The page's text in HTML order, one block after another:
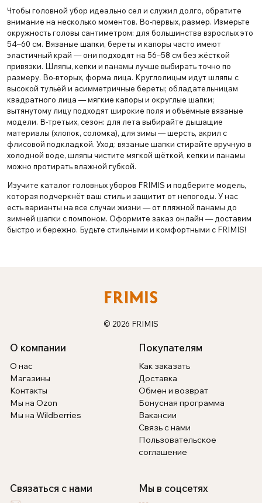
Чтобы головной убор идеально сел и служил долго, обратите
внимание на несколько моментов. Во-первых, размер. Измерьте
окружность головы сантиметром: для большинства взрослых это
54–60 см. Вязаные шапки, береты и капоры часто имеют
эластичный край — они подходят на 56–58 см без жёсткой
привязки. Шляпы, кепки и панамы лучше выбирать точно по
размеру. Во-вторых, форма лица. Круглолицым идут шляпы с
высокой тульёй и асимметричные береты; обладательницам
квадратного лица — мягкие капоры и округлые шапки;
вытянутому лицу подходят широкие поля и объёмные вязаные
модели. В-третьих, сезон: для лета выбирайте дышащие
материалы (хлопок, соломка), для зимы — шерсть, акрил с
флисовой подкладкой. Уход: вязаные шапки стирайте вручную в
холодной воде, шляпы чистите мягкой щёткой, кепки и панамы
можно протирать влажной губкой.
Изучите каталог головных уборов FRIMIS и подберите модель,
которая подчеркнёт ваш стиль и защитит от непогоды. У нас
есть варианты на все случаи жизни — от пляжной панамы до
зимней шапки с помпоном. Оформите заказ онлайн — доставим
быстро и бережно. Будьте стильными и комфортными с FRIMIS!
© 2026 FRIMIS
О компании
О нас
Магазины
Контакты
Мы на Ozon
Мы на Wildberries
Покупателям
Как заказать
Доставка
Обмен и возврат
Бонусная программа
Вакансии
Связь с нами
Пользовательское
соглашение
Связаться с нами Мы в соцсетях